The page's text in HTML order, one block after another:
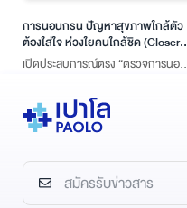
การนอนกรน ปัญหาสุขภาพใกล้ตัว
ต้องใส่ใจ ห่วงใยคนใกล้ชิด (Closer
Health Care)
เปิดประสบการณ์ตรง “ตรวจการนอน
เกษตร